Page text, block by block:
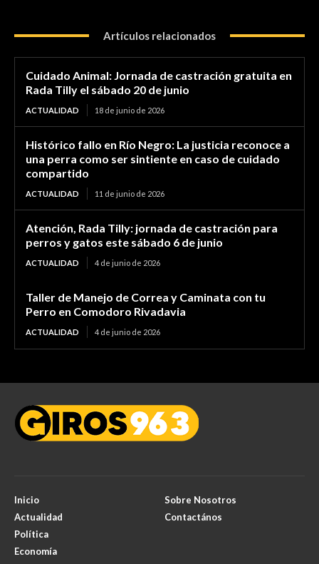
Artículos relacionados
Cuidado Animal: Jornada de castración gratuita en
Rada Tilly el sábado 20 de junio
ACTUALIDAD 18 de junio de 2026
Histórico fallo en Río Negro: La justicia reconoce a
una perra como ser sintiente en caso de cuidado
compartido
ACTUALIDAD 11 de junio de 2026
Atención, Rada Tilly: jornada de castración para
perros y gatos este sábado 6 de junio
ACTUALIDAD 4 de junio de 2026
Taller de Manejo de Correa y Caminata con tu
Perro en Comodoro Rivadavia
ACTUALIDAD 4 de junio de 2026
Inicio
Actualidad
Política
Economía
Sobre Nosotros
Contactános